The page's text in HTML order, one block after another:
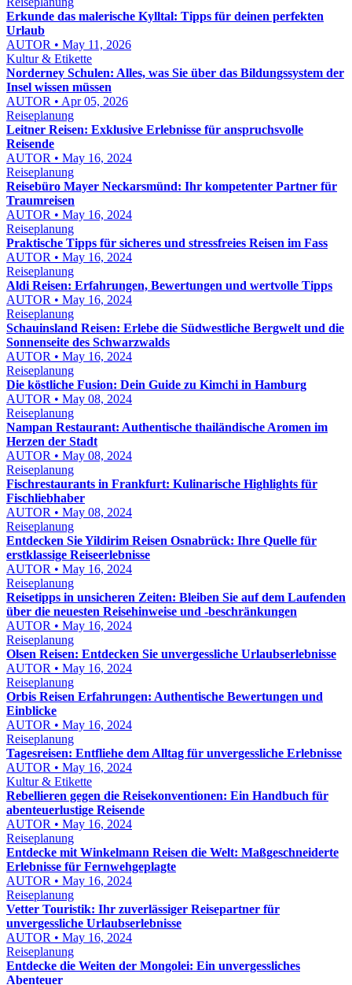
Erkunde das malerische Kylltal: Tipps für deinen perfekten
Urlaub
AUTOR • May 11, 2026
Kultur & Etikette
Norderney Schulen: Alles, was Sie über das Bildungssystem der
Insel wissen müssen
AUTOR • Apr 05, 2026
Reiseplanung
Leitner Reisen: Exklusive Erlebnisse für anspruchsvolle
Reisende
AUTOR • May 16, 2024
Reiseplanung
Reisebüro Mayer Neckarsmünd: Ihr kompetenter Partner für
Traumreisen
AUTOR • May 16, 2024
Reiseplanung
Praktische Tipps für sicheres und stressfreies Reisen im Fass
AUTOR • May 16, 2024
Reiseplanung
Aldi Reisen: Erfahrungen, Bewertungen und wertvolle Tipps
AUTOR • May 16, 2024
Reiseplanung
Schauinsland Reisen: Erlebe die Südwestliche Bergwelt und die
Sonnenseite des Schwarzwalds
AUTOR • May 16, 2024
Reiseplanung
Die köstliche Fusion: Dein Guide zu Kimchi in Hamburg
AUTOR • May 08, 2024
Reiseplanung
Nampan Restaurant: Authentische thailändische Aromen im
Herzen der Stadt
AUTOR • May 08, 2024
Reiseplanung
Fischrestaurants in Frankfurt: Kulinarische Highlights für
Fischliebhaber
AUTOR • May 08, 2024
Reiseplanung
Entdecken Sie Yildirim Reisen Osnabrück: Ihre Quelle für
erstklassige Reiseerlebnisse
AUTOR • May 16, 2024
Reiseplanung
Reisetipps in unsicheren Zeiten: Bleiben Sie auf dem Laufenden
über die neuesten Reisehinweise und -beschränkungen
AUTOR • May 16, 2024
Reiseplanung
Olsen Reisen: Entdecken Sie unvergessliche Urlaubserlebnisse
AUTOR • May 16, 2024
Reiseplanung
Orbis Reisen Erfahrungen: Authentische Bewertungen und
Einblicke
AUTOR • May 16, 2024
Reiseplanung
Tagesreisen: Entfliehe dem Alltag für unvergessliche Erlebnisse
AUTOR • May 16, 2024
Kultur & Etikette
Rebellieren gegen die Reisekonventionen: Ein Handbuch für
abenteuerlustige Reisende
AUTOR • May 16, 2024
Reiseplanung
Entdecke mit Winkelmann Reisen die Welt: Maßgeschneiderte
Erlebnisse für Fernwehgeplagte
AUTOR • May 16, 2024
Reiseplanung
Vetter Touristik: Ihr zuverlässiger Reisepartner für
unvergessliche Urlaubserlebnisse
AUTOR • May 16, 2024
Reiseplanung
Entdecke die Weiten der Mongolei: Ein unvergessliches
Abenteuer